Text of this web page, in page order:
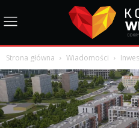
Strona główna Wiadomości